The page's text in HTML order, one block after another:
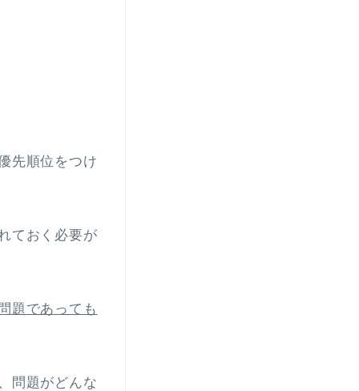
先順位をつけ
ておく必要が
題であっても
問題がどんな